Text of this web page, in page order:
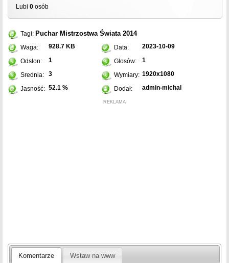
Lubi 0 osób
Tagi: Puchar Mistrzostwa Świata 2014
Waga: 928.7 KB Data: 2023-10-09
Odsłon: 1 Głosów: 1
Srednia: 3 Wymiary: 1920x1080
Jasność: 52.1 % Dodał: admin-michal
REKLAMA
Komentarze Wstaw na www